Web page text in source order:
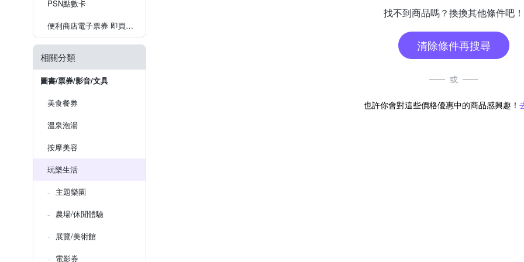
PSN點數卡
便利商店電子票券 即買即用
相關分類
圖書/票券/影音/文具
美食餐券
溫泉泡湯
按摩美容
玩樂生活
主題樂園
農場/休閒體驗
展覽/美術館
電影券
找不到商品嗎？換換其他條件吧！
清除條件再搜尋
或
也許你會對這些價格優惠中的商品感興趣！